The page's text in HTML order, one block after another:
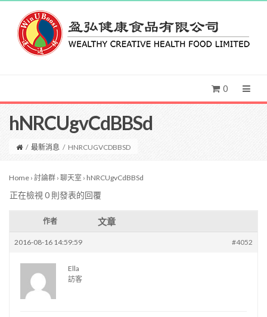
0
hNRCUgvCdBBSd
/ 最新消息 / HNRCUGVCDBBSD
Home › 討論群 › 聊天室 › hNRCUgvCdBBSd
正在檢視 0 則發表的回覆
作者 文章
2016-08-16 14:59:59 #4052
Ella
訪客